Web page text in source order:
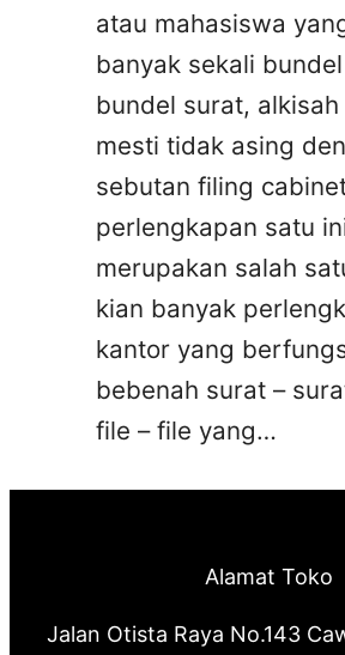
atau mahasiswa
banyak sekali
bundel surat, alkisah
mesti tidak asing
sebutan filing
perlengkapan satu
merupakan salah
kian banyak
kantor yang
bebenah surat –
file – file yang…
Alamat Toko
Jalan Otista Raya No.143